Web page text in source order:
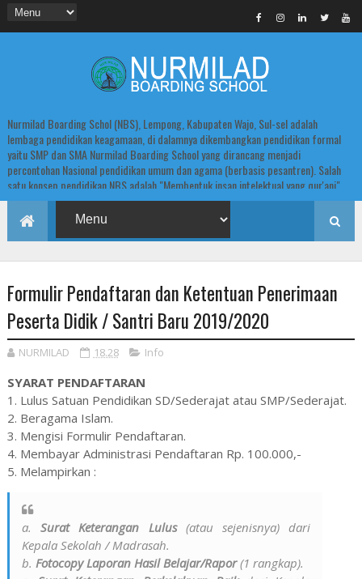
Nurmilad Boarding Schol (NBS), Lempong, Kabupaten Wajo, Sul-sel adalah
lembaga pendidikan keagamaan, di dalamnya dikembangkan pendidikan formal
yaitu SMP dan SMA Nurmilad Boarding School yang dirancang menjadi
percontohan Nasional pendidikan umum dan agama (berbasis pesantren). Salah
satu konsep pendidikan NBS adalah "Membentuk insan intelektual yang qur'ani".
Formulir Pendaftaran dan Ketentuan Penerimaan
Peserta Didik / Santri Baru 2019/2020
NURMILAD 18.28 Info
SYARAT PENDAFTARAN
1. Lulus Satuan Pendidikan SD/Sederajat atau SMP/Sederajat.
2. Beragama Islam.
3. Mengisi Formulir Pendaftaran.
4. Membayar Administrasi Pendaftaran Rp. 100.000,-
5. Melampirkan :
a.Surat Keterangan Lulus (atau sejenisnya) dari
Kepala Sekolah / Madrasah.
b. Fotocopy Laporan Hasil Belajar/Rapor(1 rangkap).